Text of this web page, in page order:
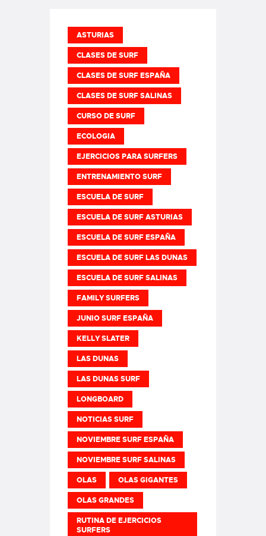
ASTURIAS
CLASES DE SURF
CLASES DE SURF ESPAÑA
CLASES DE SURF SALINAS
CURSO DE SURF
ECOLOGIA
EJERCICIOS PARA SURFERS
ENTRENAMIENTO SURF
ESCUELA DE SURF
ESCUELA DE SURF ASTURIAS
ESCUELA DE SURF ESPAÑA
ESCUELA DE SURF LAS DUNAS
ESCUELA DE SURF SALINAS
FAMILY SURFERS
JUNIO SURF ESPAÑA
KELLY SLATER
LAS DUNAS
LAS DUNAS SURF
LONGBOARD
NOTICIAS SURF
NOVIEMBRE SURF ESPAÑA
NOVIEMBRE SURF SALINAS
OLAS OLAS GIGANTES
OLAS GRANDES
RUTINA DE EJERCICIOS
SURFERS